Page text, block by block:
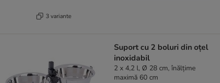
3 variante
Suport cu 2 boluri din oțel
inoxidabil
2 x 4,2 l, Ø 28 cm, înălțime
maximă 60 cm